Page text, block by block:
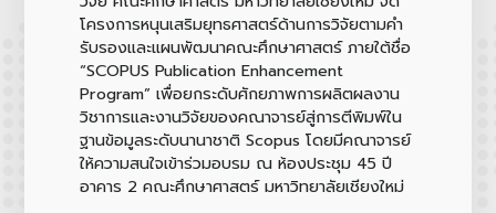
โครงการหนุนเสริมยุทธศาสตร์ด้านการวิจัยตามคำ
รับรองและแผนพัฒนาคณะศึกษาศาสตร์ ภายใต้ชื่อ
“SCOPUS Publication Enhancement
Program” เพื่อยกระดับศักยภาพการผลิตผลงาน
วิชาการและงานวิจัยของคณาจารย์สู่การตีพิมพ์ใน
ฐานข้อมูลระดับนานาชาติ Scopus โดยมีคณาจารย์
ให้ความสนใจเข้าร่วมอบรม ณ ห้องประชุม 45 ปี
อาคาร 2 คณะศึกษาศาสตร์ มหาวิทยาลัยเชียงใหม่